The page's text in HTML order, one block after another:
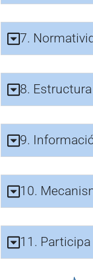
7.
8.
9.
10.
11. Participa